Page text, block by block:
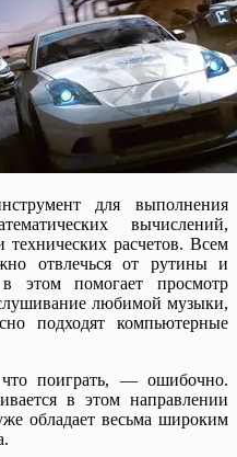
для выполнения
вычислений,
расчетов. Всем
отвлечься от рутины и
этом помогает просмотр
любимой музыки,
подходят компьютерные
поиграть, — ошибочно.
в этом направлении
обладает весьма широким